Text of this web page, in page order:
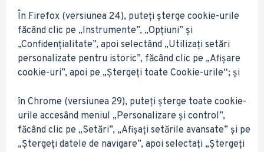
În Firefox (versiunea 24), puteți șterge cookie-urile
făcând clic pe „Instrumente”, „Opțiuni” și
„Confidențialitate”, apoi selectând „Utilizați setări
personalizate pentru istoric”, făcând clic pe „Afișare
cookie-uri”, apoi pe „Ștergeți toate Cookie-urile“; și
în Chrome (versiunea 29), puteți șterge toate cookie-
urile accesând meniul „Personalizare și control”,
făcând clic pe „Setări”, „Afișați setările avansate” și pe
„Ștergeți datele de navigare”, apoi selectați „Ștergeți